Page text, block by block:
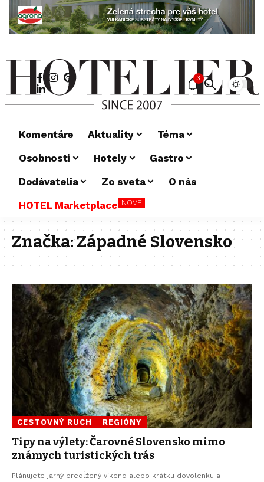
3
Komentáre Aktuality
Téma
Osobnosti
Hotely
Gastro
Dodávatelia
Zo sveta
O nás
HOTEL Marketplace NOVÉ
Značka:Západné Slovensko
CESTOVNÝ RUCH REGIÓNY
Tipy na výlety: Čarovné Slovensko mimo
známych turistických trás
Plánujete jarný predĺžený víkend alebo krátku dovolenku a